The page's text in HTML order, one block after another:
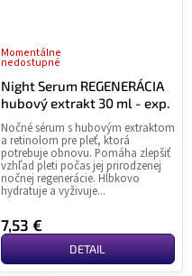
Night Serum REGENERÁCIA
hubový extrakt 30 ml - exp.
Momentálne
nedostupné
7,53 €
DETAIL
Nočné sérum s hubovým extraktom
a retinolom pre pleť, ktorá
potrebuje obnovu. Pomáha zlepšiť
vzhľad pleti počas jej prirodzenej
nočnej regenerácie. Hĺbkovo
hydratuje a vyživuje...